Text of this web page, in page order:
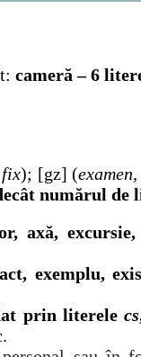
cameră –6
fix); [gz] (
ât numărul de
axă,
exemplu,
prin literelecs